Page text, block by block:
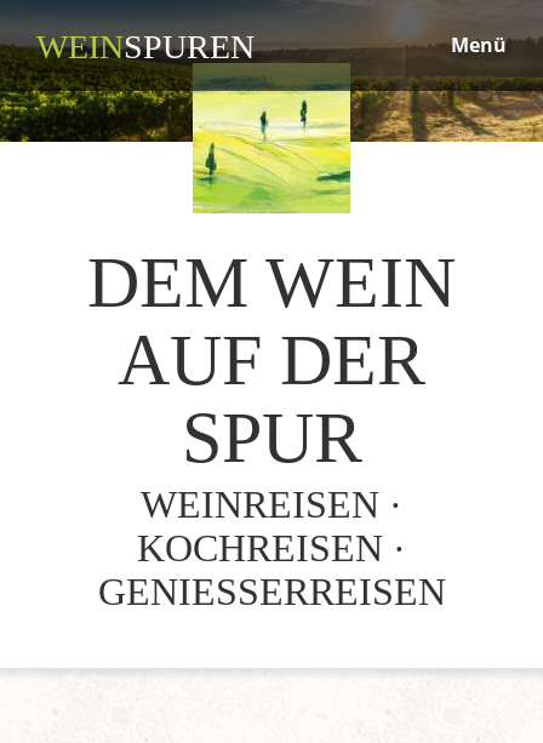
WEINSPUREN Menü
DEM WEIN
AUF DER
SPUR
WEINREISEN ·
KOCHREISEN ·
GENIESSERREISEN